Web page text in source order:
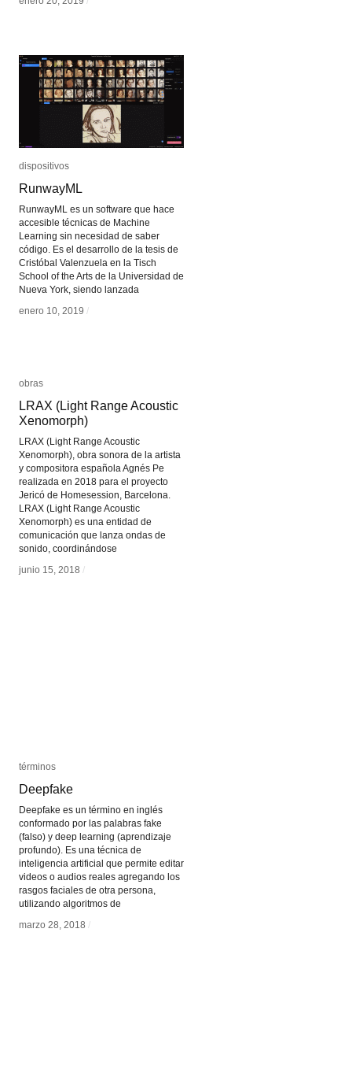
dispositivos
RunwayML
RunwayML es un software que hace
accesible técnicas de Machine
Learning sin necesidad de saber
código. Es el desarrollo de la tesis de
Cristóbal Valenzuela en la Tisch
School of the Arts de la Universidad de
Nueva York, siendo lanzada
enero 10, 2019 /
dispositivos
RunwayML
enero 10, 2019 /
obras
LRAX (Light Range Acoustic
Xenomorph)
LRAX (Light Range Acoustic
Xenomorph), obra sonora de la artista
y compositora española Agnés Pe
realizada en 2018 para el proyecto
Jericó de Homesession, Barcelona.
LRAX (Light Range Acoustic
Xenomorph) es una entidad de
comunicación que lanza ondas de
sonido, coordinándose
junio 15, 2018 /
obras
LRAX (Light Range Acoustic
Xenomorph)
junio 15, 2018 /
términos
Deepfake
Deepfake es un término en inglés
conformado por las palabras fake
(falso) y deep learning (aprendizaje
profundo). Es una técnica de
inteligencia artificial que permite editar
videos o audios reales agregando los
rasgos faciales de otra persona,
utilizando algoritmos de
marzo 28, 2018 /
términos
Deepfake
marzo 28, 2018 /